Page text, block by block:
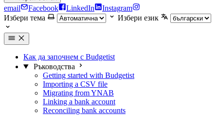
email Facebook LinkedIn
Instagram
Избери тема
Избери език
Как да започнем с Budgetist
Ръководства
Getting started with Budgetist
Importing a CSV file
Migrating from YNAB
Linking a bank account
Reconciling bank accounts